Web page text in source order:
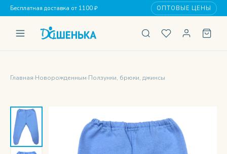
Бесплатная доставка от 1100 ₽ ОПТОВЫЕ ЦЕНЫ
Главная›Новорожденным›Ползунки, брюки, джинсы